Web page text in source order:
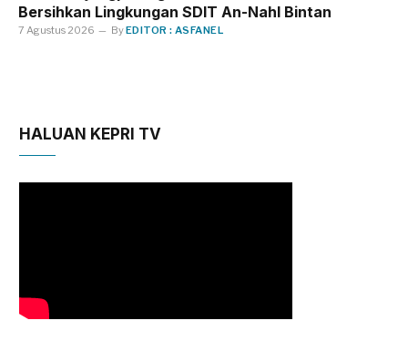
Bersihkan Lingkungan SDIT An-Nahl Bintan
7 Agustus 2026 ByEDITOR : ASFANEL
HALUAN KEPRI TV